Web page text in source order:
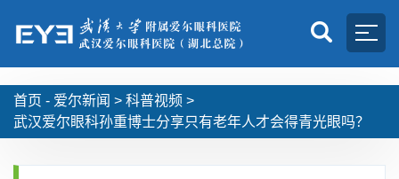
首页 - 爱尔新闻 > 科普视频 >
武汉爱尔眼科孙重博士分享只有老年人才会得青光眼吗？